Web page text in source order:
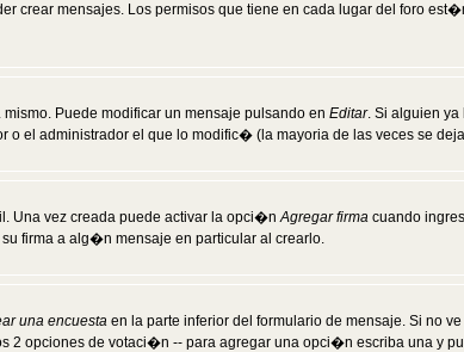
mensajes. Los permisos que tiene en cada lugar del foro
Puede modificar un mensaje pulsando en Editar. Si alguien
el administrador el que lo modific� (la mayoria de las veces se
Una vez creada puede activar la opci�nAgregar firma cuando
firma a alg�n mensaje en particular al crearlo.
una encuesta en la parte inferior del formulario de mensaje. Si no
2 opciones de votaci�n -- para agregar una opci�n escriba una y